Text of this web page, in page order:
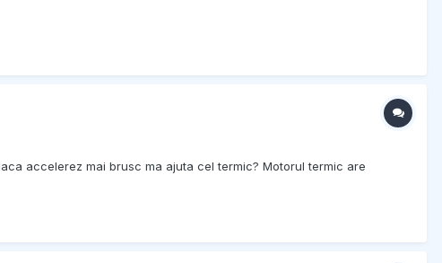
accelerez mai brusc ma ajuta cel termic? Motorul termic are